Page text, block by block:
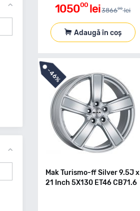
105000 lei 386600 lei
Adaugă în coș
-46%
Mak Turismo-ff Silver 9.5J x
21 Inch 5X130 ET46 CB71.6